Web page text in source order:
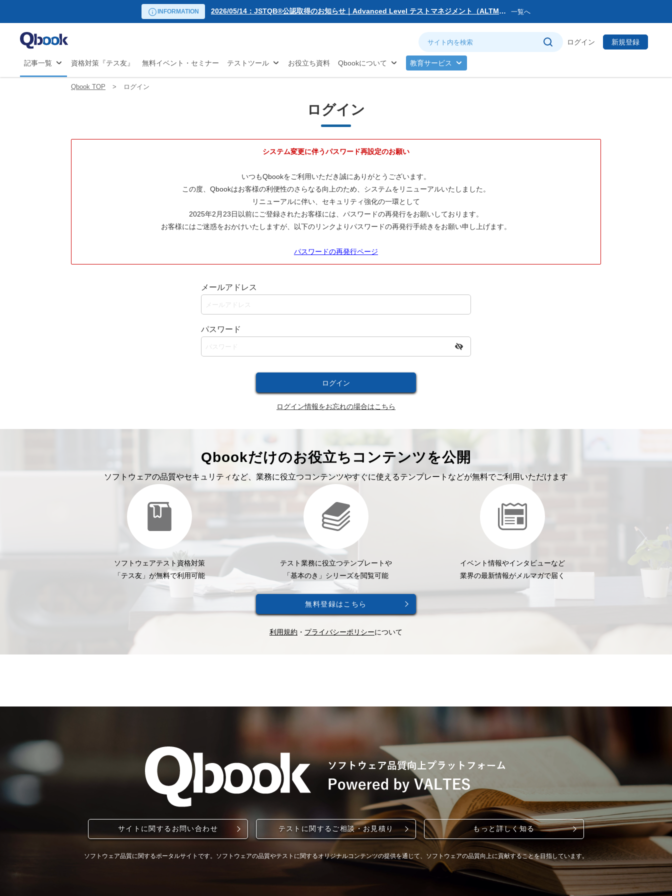
INFORMATION
2026/05/14：JSTQB®公認取得のお知らせ｜Advanced Level テストマネジメント（ALTM）
試験対策...
2026/03/02：バルテス・ホールディングス グループ内事業再編に伴うサービス提供会社変更
開
2026/01/06：【2026年度】テーマ別セミナー 年間開催スケジュール公開のお知らせ
2025/12/11：Qbook 会員数4万人突破！＆サイトリニューアルのお知らせ
2025/02/25：【重要】ログインパスワード再設定のお願い
2025/02/19：【重要】システム変更に伴うメンテナンス作業のお知らせ
一覧へ
ログイン 新規登録
記事一覧 資格対策『テス友』 無料イベント・セミナー テストツール お役立ち資料 Qbookについて 教育サービス
リーダー向け講座
自動化 アジャイル
ソフトウェア品質
Qbook TOP ログイン
ログイン
システム変更に伴うパスワード再設定のお願い
いつもQbookをご利用いただき誠にありがとうございます。
この度、Qbookはお客様の利便性のさらなる向上のため、システムをリニューアルいたしました。
リニューアルに伴い、セキュリティ強化の一環として
2025年2月23日以前にご登録されたお客様には、パスワードの再発行をお願いしております。
お客様にはご迷惑をおかけいたしますが、以下のリンクよりパスワードの再発行手続きをお願い申し上げます。
パスワードの再発行ページ
メールアドレス
パスワード
ログイン情報をお忘れの場合はこちら
Qbookだけのお役立ちコンテンツを公開
ソフトウェアの品質やセキュリティなど、業務に役立つコンテンツやすぐに使えるテンプレートなどが無料でご利用いただけます
ソフトウェアテスト資格対策
「テス友」が無料で利用可能
テスト業務に役立つテンプレートや
「基本のき」シリーズを閲覧可能
イベント情報やインタビューなど
業界の最新情報がメルマガで届く
無料登録はこちら
利用規約 ・ プライバシーポリシーについて
サイトに関するお問い合わせ テストに関するご相談・お見積り もっと詳しく知る
ソフトウェア品質に関するポータルサイトです。ソフトウェアの品質やテストに関するオリジナルコンテンツの提供を通じて、ソフトウェアの品質向上に貢献することを目指しています。